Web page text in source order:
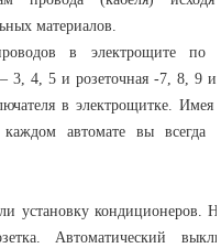
материалов.
в электрощите по
3, 4, 5 и розеточная -7, 8, 9
в электрощитке.
автомате вы всегда
установку кондиционеров.
Автоматический